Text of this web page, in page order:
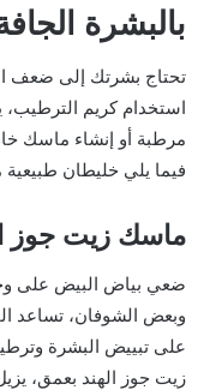
بالبشرة
تحتاج بشرتك إلى ضعف
استخدام كريم الترطيب،
مرطبة أو إنشاء ماسك
فيما يلي خليطان طبيعية
ماسك زيت جوز
ضعي بياض البيض على
وبعض الشوفان، تساعد
على تبييض البشرة
زيت جوز الهند بعمق،